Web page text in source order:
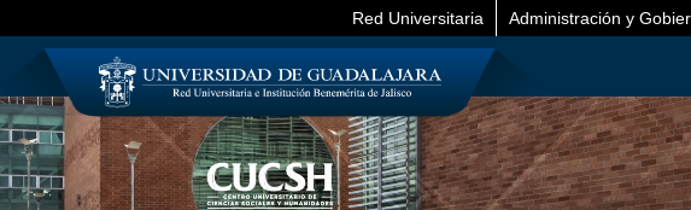
Red Universitaria Administración y